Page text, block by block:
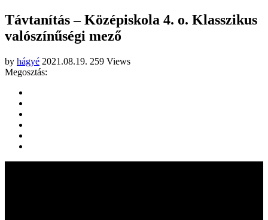
Távtanítás – Középiskola 4. o. Klasszikus
valószínűségi mező
by hágyé 2021.08.19. 259 Views
Megosztás: